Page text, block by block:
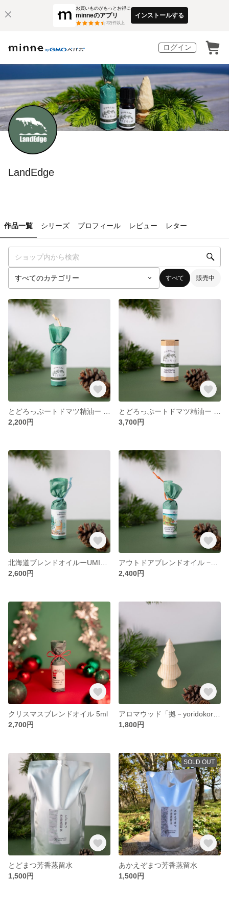
お買いものがもっとお得に
minneのアプリ
3万件以上
インストールする
ログイン
LandEdge
作品一覧 シリーズ プロフィール レビュー レター
すべて 販売中
2,200円
3,700円
2,600円
2,400円
クリスマスブレンドオイル 5ml
2,700円
1,800円
とどまつ芳香蒸留水
1,500円
SOLD OUT
あかえぞまつ芳香蒸留水
1,500円